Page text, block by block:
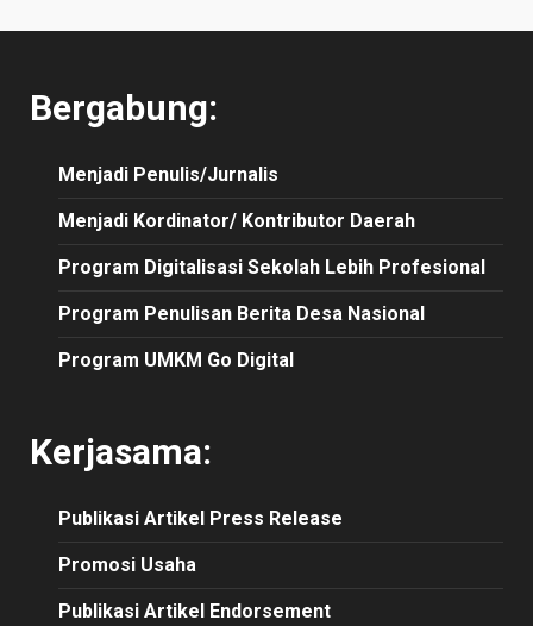
Bergabung:
Menjadi Penulis/Jurnalis
Menjadi Kordinator/ Kontributor Daerah
Program Digitalisasi Sekolah Lebih Profesional
Program Penulisan Berita Desa Nasional
Program UMKM Go Digital
Kerjasama:
Publikasi Artikel Press Release
Promosi Usaha
Publikasi Artikel Endorsement